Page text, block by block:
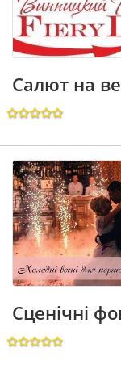
Салют на
Сценічні